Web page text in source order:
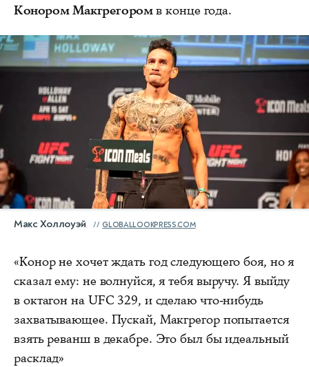
Конором Макгрегоромв конце года.
Макс Холлоуэй GLOBALLOOKPRESS.COM
«Конор не хочет ждать год следующего боя, но я
сказал ему: не волнуйся, я тебя выручу. Я выйду
в октагон на UFC 329, и сделаю что-нибудь
захватывающее. Пускай, Макгрегор попытается
взять реванш в декабре. Это был бы идеальный
расклад»